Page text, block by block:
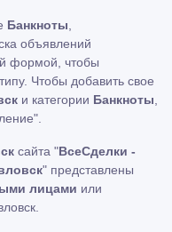
Банкноты
объявлений
формой, чтобы
Чтобы добавить свое
и категории Банкноты
сайта "ВсеСделки -
" представлены
лицами или